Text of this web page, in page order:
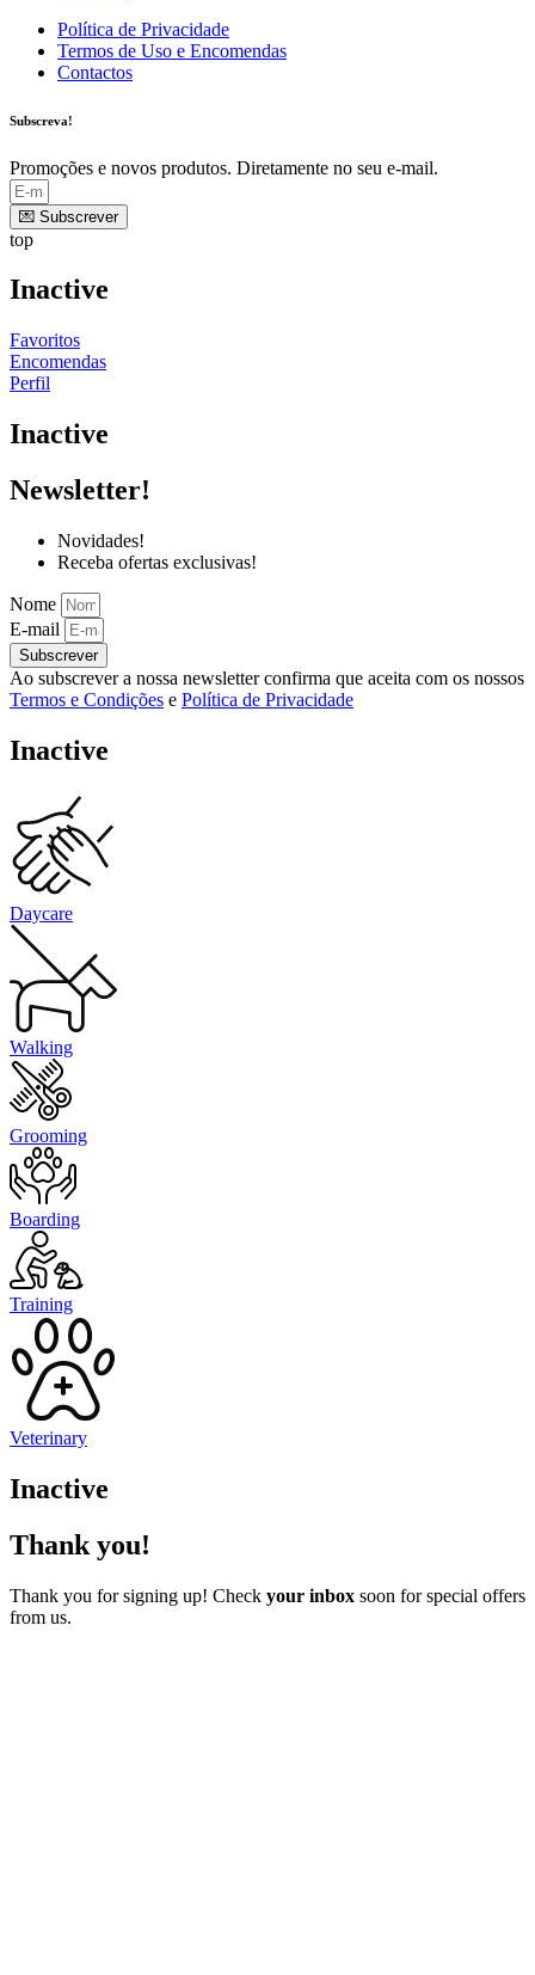
Política de Privacidade
Termos de Uso e Encomendas
Contactos
Subscreva!
Promoções e novos produtos. Diretamente no seu e-mail.
💌 Subscrever
top
Inactive
Favoritos
Encomendas
Perfil
Inactive
Newsletter!
Novidades!
Receba ofertas exclusivas!
Nome
E-mail
Subscrever
Ao subscrever a nossa newsletter confirma que aceita com os nossos
Termos e Condições e Política de Privacidade
Inactive
Daycare
Walking
Grooming
Boarding
Training
Veterinary
Inactive
Thank you!
Thank you for signing up! Check your inbox soon for special offers
from us.